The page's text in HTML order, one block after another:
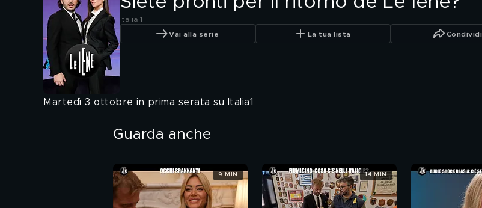
Italia 1
Vai alla serie La tua lista Condividi
Martedì 3 ottobre in prima serata su Italia1
Guarda anche
9 MIN 14 MIN